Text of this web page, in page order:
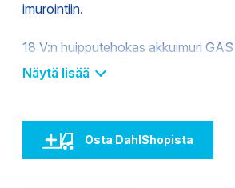
imurointiin.
18 V:n huipputehokas akkuimuri
pölyluokan imuri. Rotational Airflow -
pöly- ja roiskevedensuojauksen
kuiviin ja märkiin tiloihin. Varustettu
suodattimella.
Näytä lisää
Osta DahlShopista